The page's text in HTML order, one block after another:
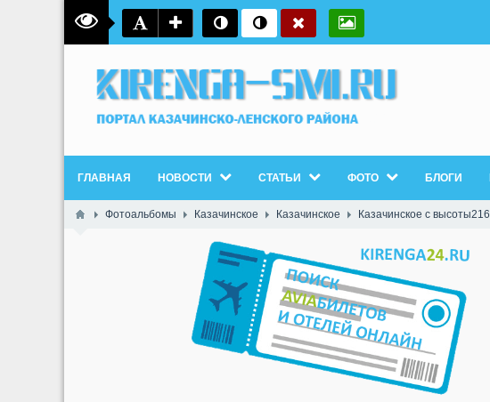
ГЛАВНАЯ НОВОСТИ СТАТЬИ ФОТО БЛОГИ
Фотоальбомы Казачинское Казачинское Казачинское с высоты216